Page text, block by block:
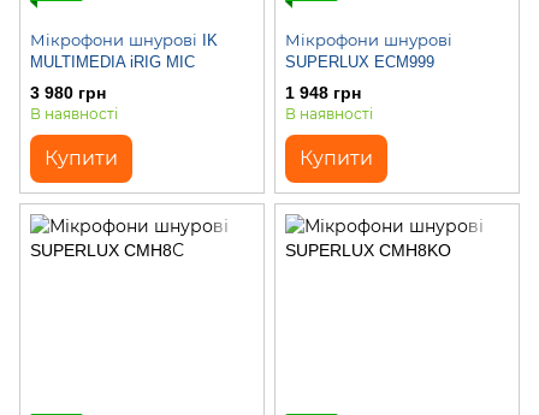
Мікрофони шнурові IK
MULTIMEDIA iRIG MIC
3 980 грн
В наявності
Купити
Мікрофони шнурові
SUPERLUX ECM999
1 948 грн
В наявності
Купити